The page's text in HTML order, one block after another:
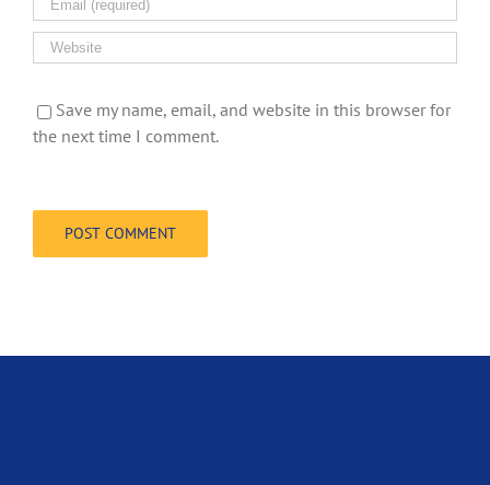
Save my name, email, and website in this browser for
the next time I comment.